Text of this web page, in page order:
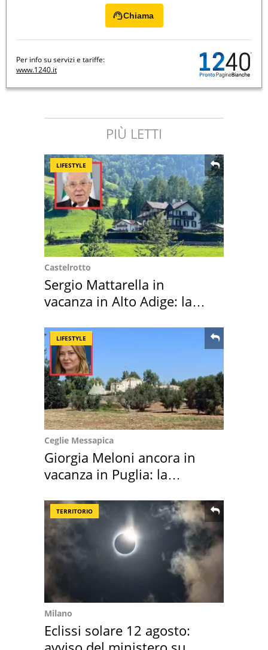
Chiama
Per info su servizi e tariffe:
www.1240.it
PIÙ LETTI
LIFESTYLE
Castelrotto
Sergio Mattarella in
vacanza in Alto Adige: la
LIFESTYLE
Ceglie Messapica
Giorgia Meloni ancora in
vacanza in Puglia: la
TERRITORIO
Milano
Eclissi solare 12 agosto: